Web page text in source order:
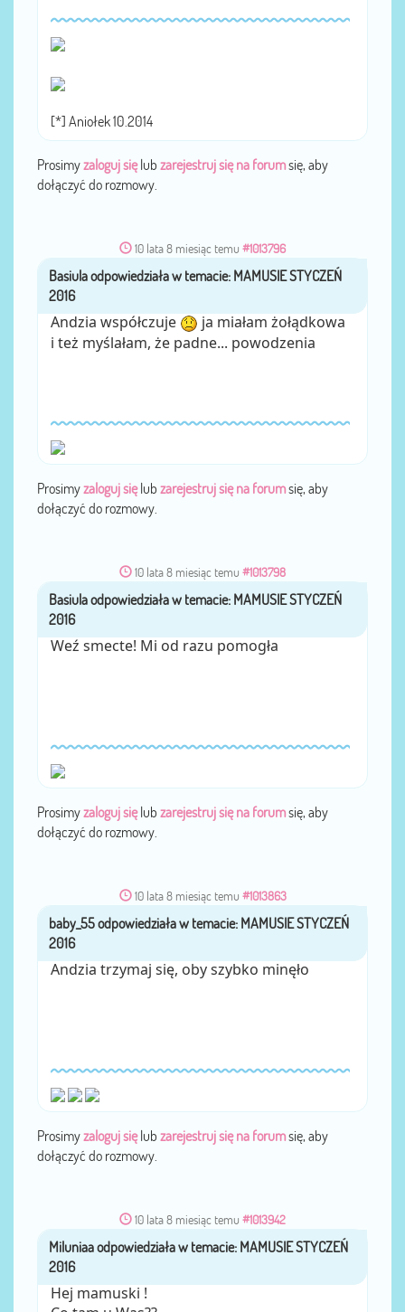
[*] Aniołek 10.2014
Prosimyzaloguj sięlub zarejestruj się na forumsię, aby
dołączyć do rozmowy.
10 lata 8 miesiąc temu #1013796
przezBasiula
Andzia współczuje
ja miałam żołądkowa
i też myślałam, że padne... powodzenia
Prosimyzaloguj sięlub zarejestruj się na forumsię, aby
dołączyć do rozmowy.
10 lata 8 miesiąc temu #1013798
przezBasiula
Weź smecte! Mi od razu pomogła
Prosimyzaloguj sięlub zarejestruj się na forumsię, aby
dołączyć do rozmowy.
10 lata 8 miesiąc temu #1013863
przezbaby_55
Andzia trzymaj się, oby szybko minęło
Prosimyzaloguj sięlub zarejestruj się na forumsię, aby
dołączyć do rozmowy.
10 lata 8 miesiąc temu #1013942
przezMiluniaa
Hej mamuski !